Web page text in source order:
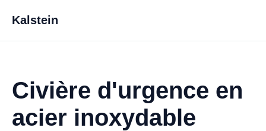
Kalstein
Civière d'urgence en
acier inoxydable